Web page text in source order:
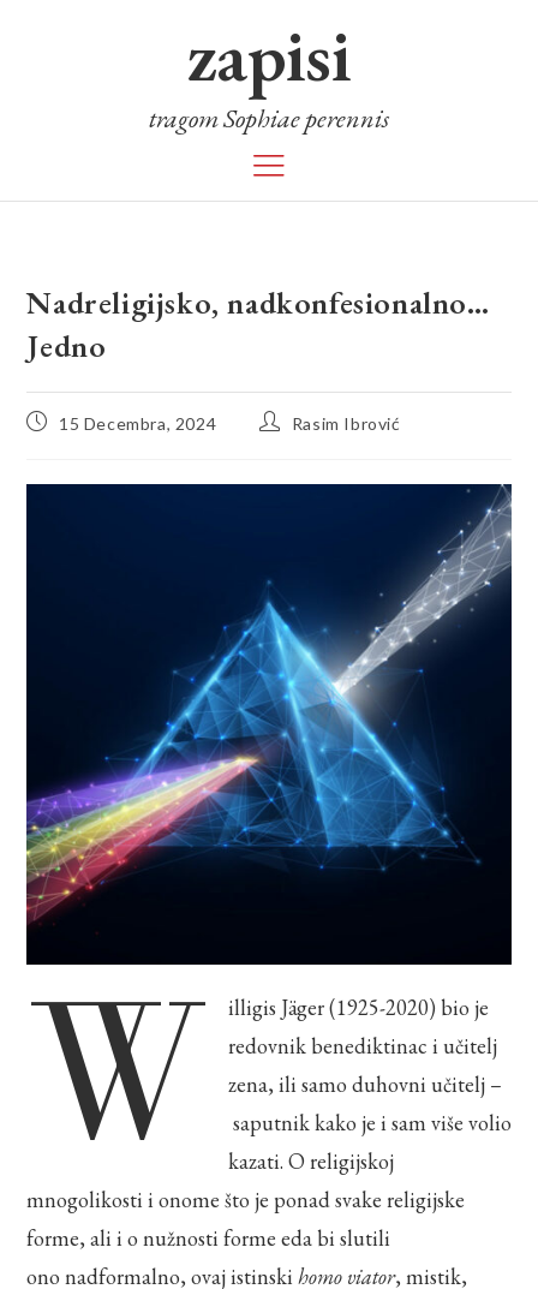
zapisi
tragom Sophiae perennis
Nadreligijsko, nadkonfesionalno…
Jedno
15 Decembra, 2024 Rasim Ibrović
W
illigis Jäger (1925-2020) bio je
redovnik benediktinac i učitelj
zena, ili samo duhovni učitelj –
saputnik kako je i sam više volio
kazati. O religijskoj
mnogolikosti i onome što je ponad svake religijske
forme, ali i o nužnosti forme eda bi slutili
ono nadformalno, ovaj istinskihomo viator, mistik,